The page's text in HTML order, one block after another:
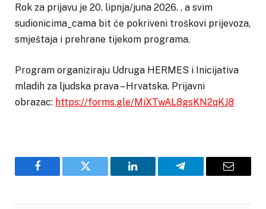
Rok za prijavu je 20. lipnja/juna 2026. , a svim
sudionicima_cama bit će pokriveni troškovi prijevoza,
smještaja i prehrane tijekom programa.
Program organiziraju Udruga HERMES i Inicijativa
mladih za ljudska prava – Hrvatska. Prijavni
obrazac: https://forms.gle/MiXTwAL8gsKN2qKJ8
Facebook Twitter LinkedIn Telegram Email